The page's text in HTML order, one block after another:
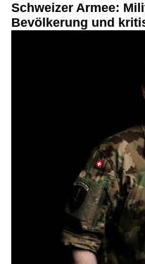
Schweizer Armee:
Bevölkerung und